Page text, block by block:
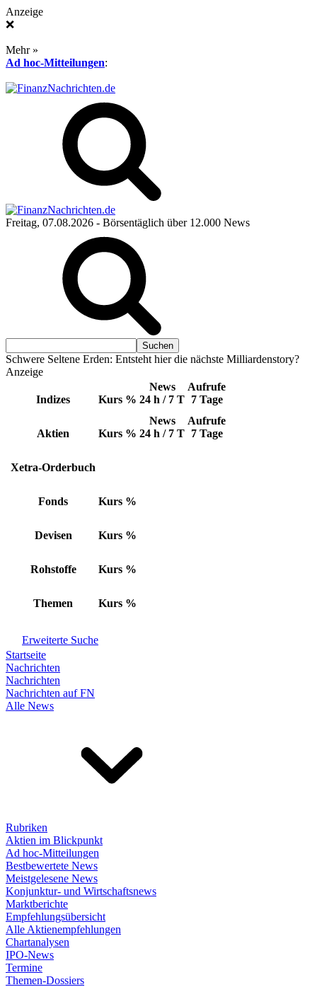
Anzeige
❌
Mehr »
Ad hoc-Mitteilungen:
Freitag, 07.08.2026 - Börsentäglich über 12.000 News
Schwere Seltene Erden: Entsteht hier die nächste Milliardenstory?
Anzeige
Indizes Kurs %
News
24 h / 7 T
Aufrufe
7 Tage
Aktien Kurs %
News
24 h / 7 T
Aufrufe
7 Tage
Xetra-Orderbuch
Fonds Kurs %
Devisen Kurs %
Rohstoffe Kurs %
Themen Kurs %
Erweiterte Suche
Startseite
Nachrichten
Nachrichten
Nachrichten auf FN
Alle News
Rubriken
Aktien im Blickpunkt
Ad hoc-Mitteilungen
Bestbewertete News
Meistgelesene News
Konjunktur- und Wirtschaftsnews
Marktberichte
Empfehlungsübersicht
Alle Aktienempfehlungen
Chartanalysen
IPO-News
Termine
Themen-Dossiers